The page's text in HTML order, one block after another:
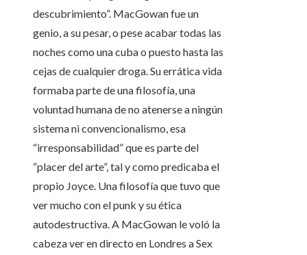
descubrimiento”. MacGowan fue un
genio, a su pesar, o pese acabar todas las
noches como una cuba o puesto hasta las
cejas de cualquier droga. Su errática vida
formaba parte de una filosofía, una
voluntad humana de no atenerse a ningún
sistema ni convencionalismo, esa
“irresponsabilidad” que es parte del
“placer del arte”, tal y como predicaba el
propio Joyce. Una filosofía que tuvo que
ver mucho con el punk y su ética
autodestructiva. A MacGowan le voló la
cabeza ver en directo en Londres a Sex